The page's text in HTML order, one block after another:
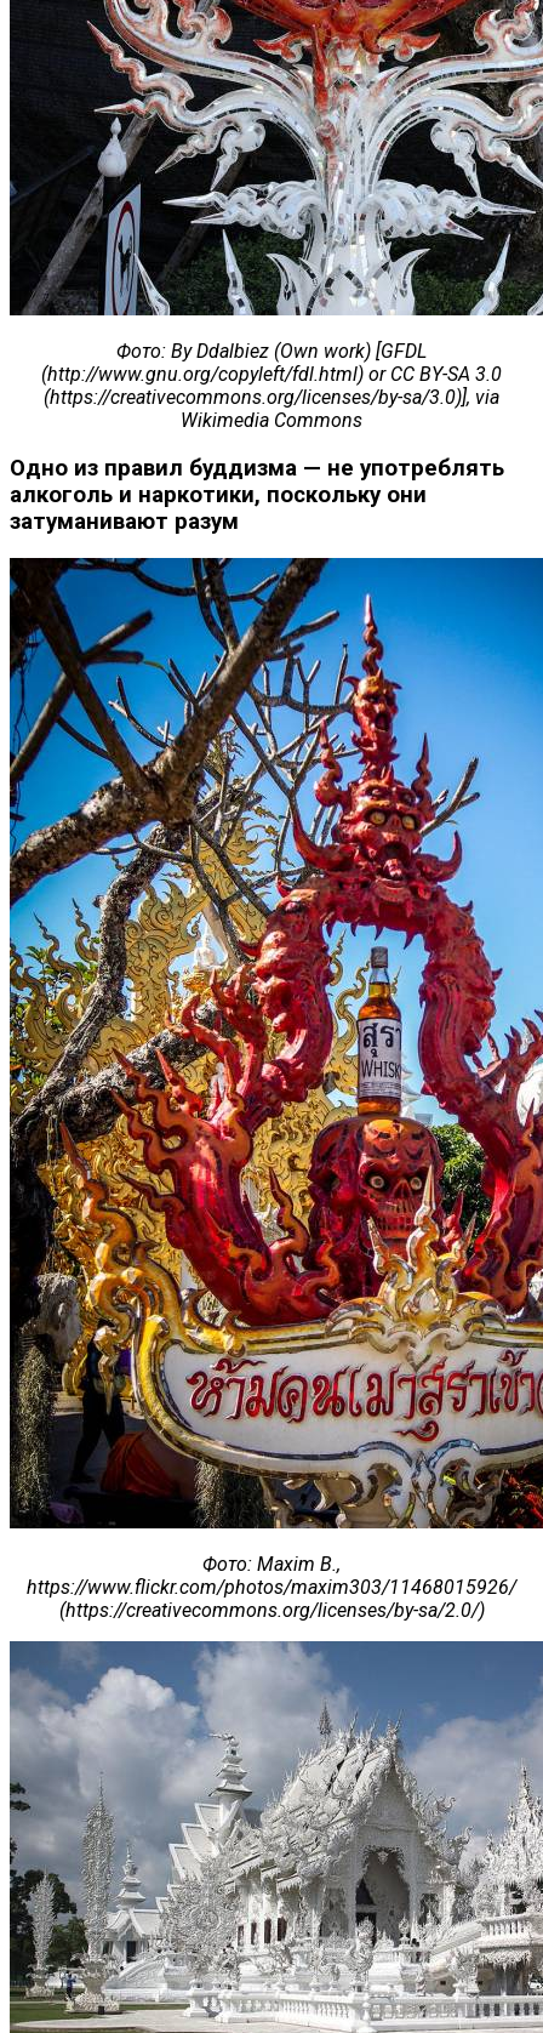
Фото: By Ddalbiez (Own work) [GFDL
(http://www.gnu.org/copyleft/fdl.html) or CC BY-SA 3.0
(https://creativecommons.org/licenses/by-sa/3.0)], via
Wikimedia Commons
Одно из правил буддизма — не употреблять
алкоголь и наркотики, поскольку они
затуманивают разум
Фото: Maxim B.,
https://www.flickr.com/photos/maxim303/11468015926/
(https://creativecommons.org/licenses/by-sa/2.0/)